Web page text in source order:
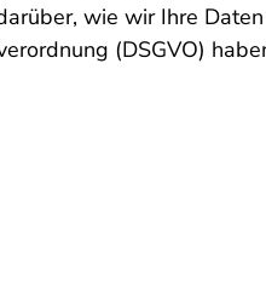
wie wir Ihre
(DSGVO)